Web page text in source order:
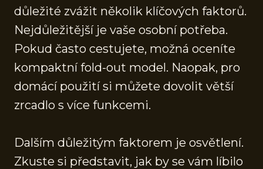
důležité zvážit několik klíčových faktorů.
Nejdůležitější je vaše osobní potřeba.
Pokud často cestujete, možná oceníte
kompaktní fold-out model. Naopak, pro
domácí použití si můžete dovolit větší
zrcadlo s více funkcemi.
Dalším důležitým faktorem je osvětlení.
Zkuste si představit, jak by se vám líbilo